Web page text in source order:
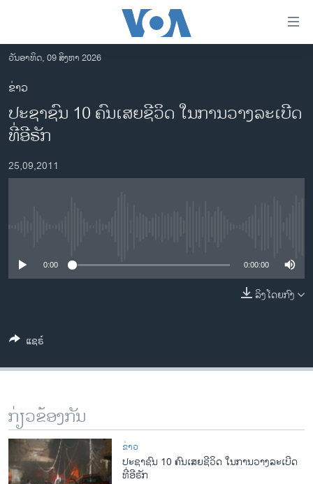
ເຂົ້າ
ຫາ
ຂ້າມ
ຂ້າມ
ຂ້າມ
ໄປ
ຫາ
ຊອກ
ອາເມຣິກາ
ຂ່າວ​ຈີນ
ຊີວິດຊາວລາວ
ທຸລະກິດ
ພາສາອັງກິດ
ສຽງ
ລາຍການກະຈາຍສຽງ
ລາຍງານ
ຕິດຕາມພວກເຮົາ ທີ່
ວັນອາທິດ, 09 ສິງຫາ 2026
ຂ່າວ
ປະຊາຊົນ 10 ຄົນເສຍຊີວິດ ໃນການວາງລະເບີດ
ທີ່ອີຣັກ
25,09,2011
0:00 0:00:00
ລິງໂດຍກົງ
ແຊຣ໌
ກ່ຽວຂ້ອງກັນ
ຂ່າວ
ປະຊາຊົນ 10 ຄົນເສຍຊີວິດ ໃນການວາງລະເບີດ
ທີ່ອີຣັກ